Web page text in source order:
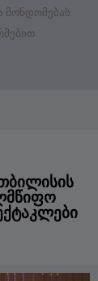
მონდომებას